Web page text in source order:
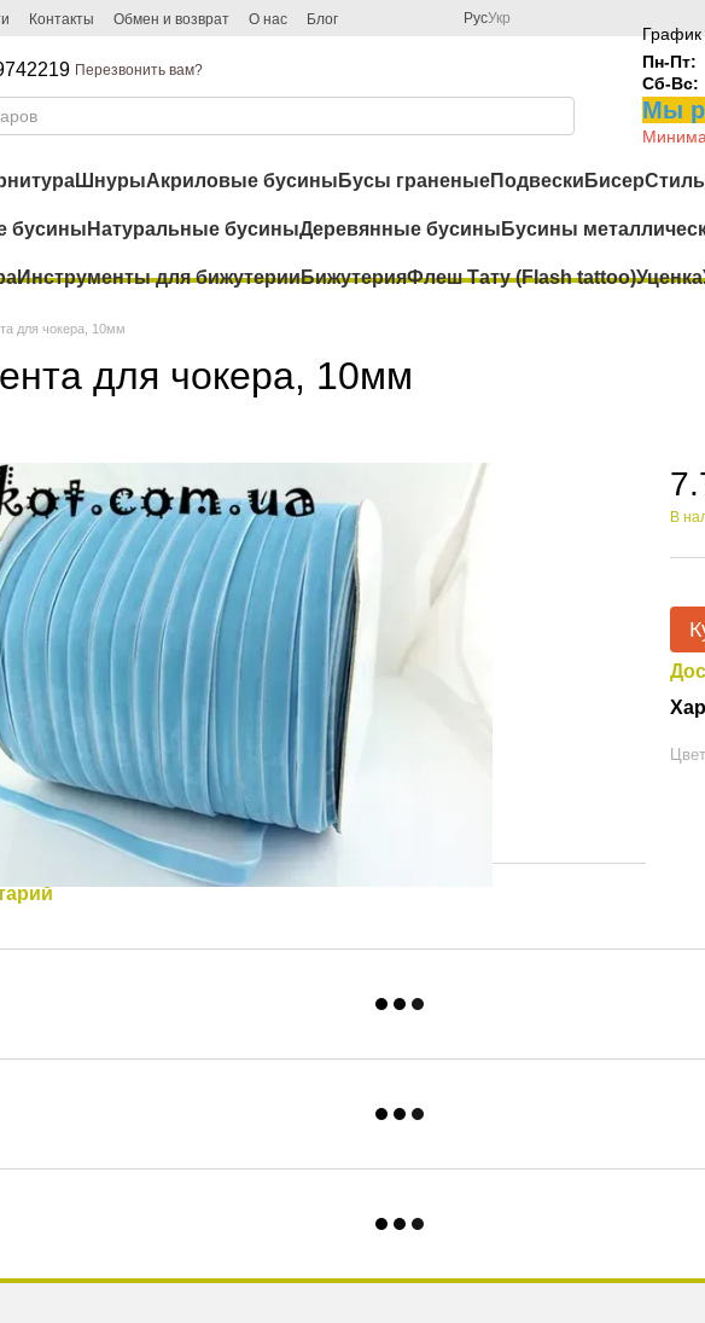
Контакты Обмен и возврат О нас Блог РусУкр
Перезвонить вам?
График
Пн-Пт:
Сб-Вс:
Мы
ШнурыАкриловые бусины Бусы граненыеПодвески Бисер
бусины Натуральные бусиныДеревянные бусины Бусины
Инструменты для бижутерииБижутерияФлеш Тату (Flash tattoo)Уценка
для чокера, 10мм
для чокера, 10мм
В